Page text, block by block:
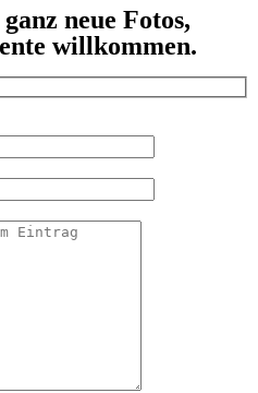
neue Fotos,
willkommen.